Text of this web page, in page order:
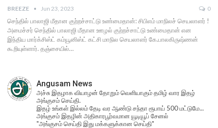
BREEZE Jun 23, 2023 0
செந்தில் பாலாஜி மீதான குற்றச்சாட்டு உண்மைதான்: சிபிஎம் மாநிலச் செயலாளர் !
அமைச்சர் செந்தில் பாலாஜி மீதான ஊழல் குற்றச்சாட்டு உண்மைதான் என
இந்திய மார்க்சிஸ்ட் கம்யூனிஸ்ட் கட்சி மாநில செயலாளர் கே.பாலகிருஷ்ணன்
கூறியுள்ளார். தஞ்சையில்…
Angusam News
அச்சு இதழாக வியாழன் தோறும் வெளியாகும் தமிழ் வார இதழ்
அங்குசம் செய்தி.
இதழ் உங்கள் இல்லம் தேடி வர ஆண்டு சந்தா ரூபாய் 500 மட்டுமே...
அங்குசம் இதழின் அதிகாரபூர்வமான யூடியூப் சேனல்
"அங்குசம் செய்தி இது மக்களுக்கான செய்தி"